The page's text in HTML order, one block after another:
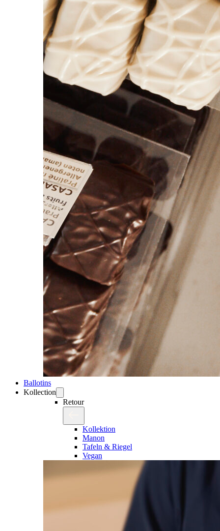
Ballotins
Kollection
Retour
Kollektion
Manon
Tafeln & Riegel
Vegan